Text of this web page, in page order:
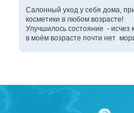
Салонный уход у себя дома,
косметики в любом возрасте!
Улучшилось состояние - исчез
в моём возрасте почти нет